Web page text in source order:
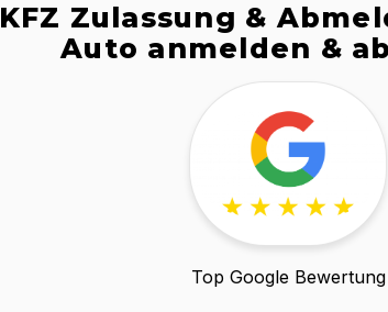
KFZ Zulassung &
Auto anmelden &
Top Google Bewertung